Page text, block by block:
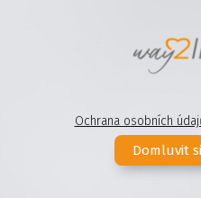
Ochrana osobních
Domluvit